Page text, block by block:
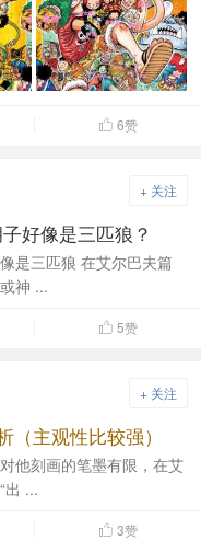
 6赞
+ 关注
好像是三匹狼？
是三匹狼 在艾尔巴夫篇
神 ...
 5赞
+ 关注
主观性比较强）
刻画的笔墨有限，在艾
出 ...
 3赞